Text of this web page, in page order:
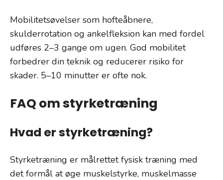
Mobilitetsøvelser som hofteåbnere,
skulderrotation og ankelfleksion kan med fordel
udføres 2–3 gange om ugen. God mobilitet
forbedrer din teknik og reducerer risiko for
skader. 5–10 minutter er ofte nok.
FAQ om styrketræning
Hvad er styrketræning?
Styrketræning er målrettet fysisk træning med
det formål at øge muskelstyrke, muskelmasse